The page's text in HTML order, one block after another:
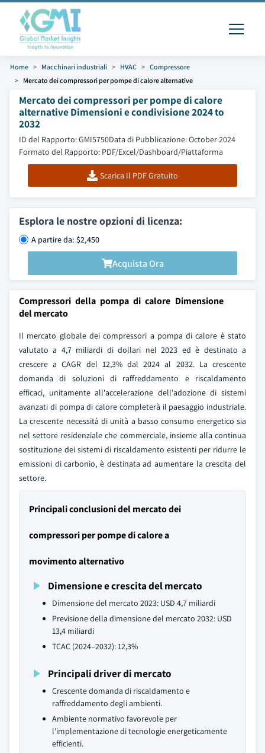
Home Macchinari industriali HVAC
Compressore
Mercato dei compressori per pompe di calore alternative
Mercato dei compressori per pompe di calore
alternative Dimensioni e condivisione 2024 to
2032
ID del Rapporto: GMI5750Data di Pubblicazione: October 2024
Formato del Rapporto: PDF/Excel/Dashboard/Piattaforma
Scarica Il PDF Gratuito
Esplora le nostre opzioni di licenza:
A partire da: $2,450
Acquista Ora
Compressori della pompa di calore Dimensione
del mercato
Il mercato globale dei compressori a pompa di calore è stato
valutato a 4,7 miliardi di dollari nel 2023 ed è destinato a
crescere a CAGR del 12,3% dal 2024 al 2032. La crescente
domanda di soluzioni di raffreddamento e riscaldamento
efficaci, unitamente all'accelerazione dell'adozione di sistemi
avanzati di pompa di calore completerà il paesaggio industriale.
La crescente necessità di unità a basso consumo energetico sia
nel settore residenziale che commerciale, insieme alla continua
sostituzione dei sistemi di riscaldamento esistenti per ridurre le
emissioni di carbonio, è destinata ad aumentare la crescita del
settore.
Principali conclusioni del mercato dei
compressori per pompe di calore a
movimento alternativo
Dimensione e crescita del mercato
Dimensione del mercato 2023: USD 4,7 miliardi
Previsione della dimensione del mercato 2032: USD
13,4 miliardi
TCAC (2024–2032): 12,3%
Principali driver di mercato
Crescente domanda di riscaldamento e
raffreddamento degli ambienti.
Ambiente normativo favorevole per
l'implementazione di tecnologie energeticamente
efficienti.